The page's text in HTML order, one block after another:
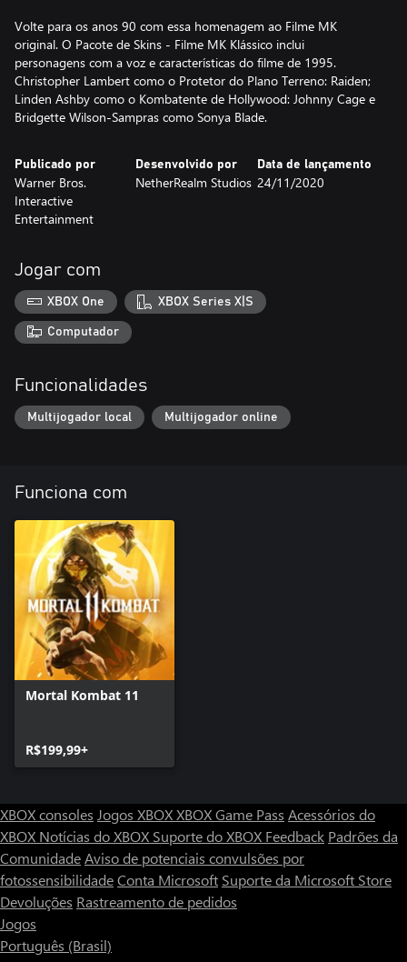
Volte para os anos 90 com essa homenagem ao Filme MK
original. O Pacote de Skins - Filme MK Klássico inclui
personagens com a voz e características do filme de 1995.
Christopher Lambert como o Protetor do Plano Terreno: Raiden;
Linden Ashby como o Kombatente de Hollywood: Johnny Cage e
Bridgette Wilson-Sampras como Sonya Blade.
Publicado por
Warner Bros.
Interactive
Entertainment
Desenvolvido por
NetherRealm Studios
Data de lançamento
24/11/2020
Jogar com
XBOX One XBOX Series X|S
Computador
Funcionalidades
Multijogador local Multijogador online
Funciona com
Mortal Kombat 11
R$199,99+
XBOX consoles Jogos XBOXXBOX Game Pass Acessórios do
XBOX Notícias do XBOX Suporte do XBOX Feedback Padrões da
ComunidadeAviso de potenciais convulsões por
fotossensibilidadeConta Microsoft Suporte da Microsoft Store
Devoluções Rastreamento de pedidos
Jogos
Português (Brasil)